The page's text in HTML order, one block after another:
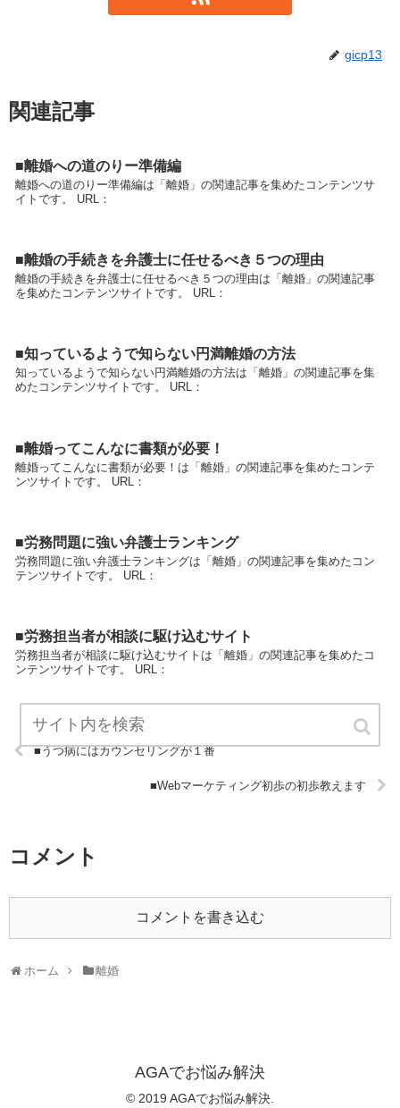
gicp13
関連記事
■離婚への道のりー準備編
離婚への道のりー準備編は「離婚」の関連記事を集めたコンテンツサ
イトです。 URL：
■離婚の手続きを弁護士に任せるべき５つの理由
離婚の手続きを弁護士に任せるべき５つの理由は「離婚」の関連記事
を集めたコンテンツサイトです。 URL：
■知っているようで知らない円満離婚の方法
知っているようで知らない円満離婚の方法は「離婚」の関連記事を集
めたコンテンツサイトです。 URL：
■離婚ってこんなに書類が必要！
離婚ってこんなに書類が必要！は「離婚」の関連記事を集めたコンテ
ンツサイトです。 URL：
■労務問題に強い弁護士ランキング
労務問題に強い弁護士ランキングは「離婚」の関連記事を集めたコン
テンツサイトです。 URL：
■労務担当者が相談に駆け込むサイト
労務担当者が相談に駆け込むサイトは「離婚」の関連記事を集めたコ
ンテンツサイトです。 URL：
■うつ病にはカウンセリングが１番
■Webマーケティング初歩の初歩教えます
コメント
コメントを書き込む
ホーム 離婚
AGAでお悩み解決
© 2019 AGAでお悩み解決.